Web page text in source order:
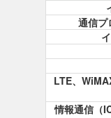
通信プ
LTE、
情報通信（